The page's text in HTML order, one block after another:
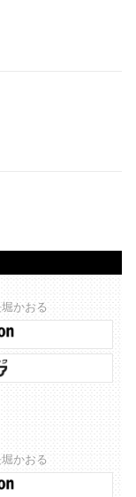
かおる
かおる